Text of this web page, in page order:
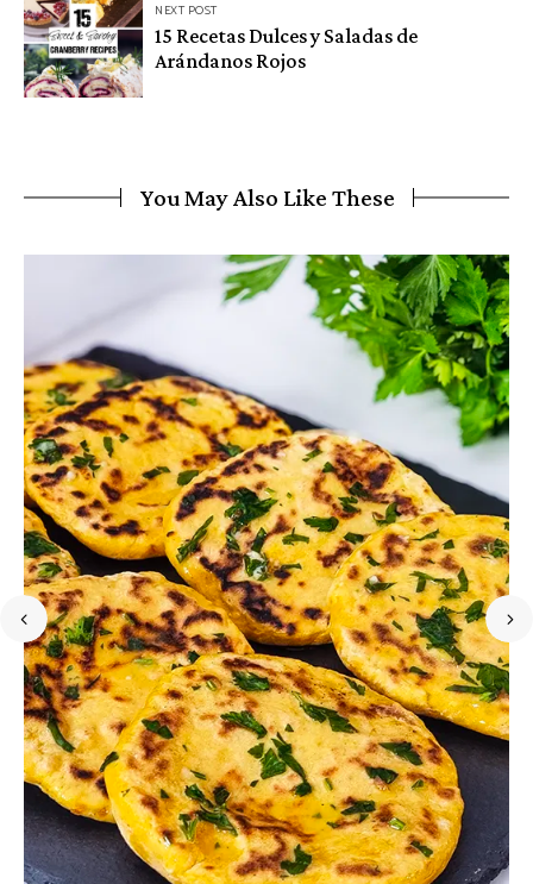
NEXT POST
15 Recetas Dulces y Saladas de
Arándanos Rojos
You May Also Like These